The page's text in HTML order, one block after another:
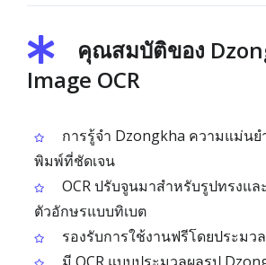
คุณสมบัติของ
Image OCR
การรู้จำ Dzongkha ความแม่น
พิมพ์ที่ชัดเจน
OCR ปรับจูนมาสำหรับรูปทรงแล
ตัวอักษรแบบทิเบต
รองรับการใช้งานฟรีโดยประมว